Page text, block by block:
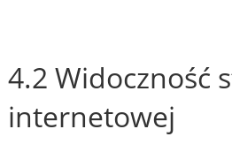
4.2 Widoczność
internetowej